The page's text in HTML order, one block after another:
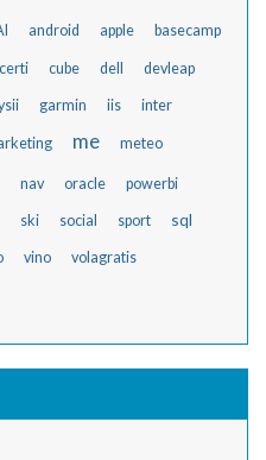
android apple basecamp
cube dell devleap
garmin iis inter
me meteo
nav oracle powerbi
ski social sport sql
vino volagratis